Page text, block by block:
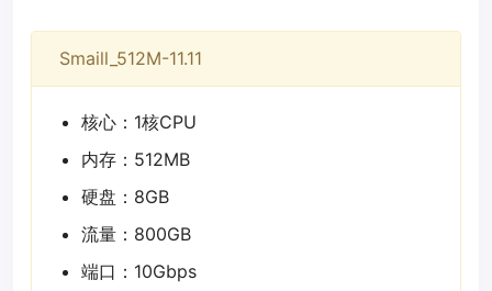
Smaill_512M-11.11
核心：1核CPU
内存：512MB
硬盘：8GB
流量：800GB
端口：10Gbps